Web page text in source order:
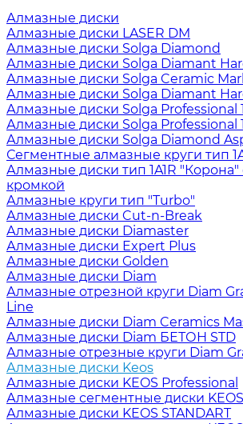
Алмазные диски
Алмазные диски LASER DM
Алмазные диски Solga Diamond
Алмазные диски Solga Diamant
Алмазные диски Solga Ceramic
Алмазные диски Solga Diamant
Алмазные диски Solga Professional
Алмазные диски Solga Professional
Алмазные диски Solga Diamond
Сегментные алмазные круги тип
Алмазные диски тип 1A1R
кромкой
Алмазные круги тип "Turbo"
Алмазные диски Cut-n-Break
Алмазные диски Diamaster
Алмазные диски Expert Plus
Алмазные диски Golden
Алмазные диски Diam
Алмазные отрезной круги Diam
Line
Алмазные диски Diam Ceramics
Алмазные диски Diam БЕТОН STD
Алмазные отрезные круги Diam
Алмазные диски Keos
Алмазные диски KEOS Professional
Алмазные сегментные диски
Алмазные диски KEOS STANDART